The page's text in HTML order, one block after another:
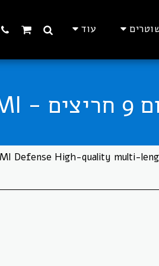
עוד
Defense High-quality multi-